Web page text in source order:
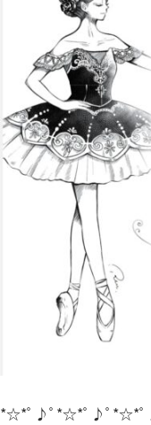
*☆*ﾟ♪ﾟ*☆*ﾟ♪ﾟ*☆*